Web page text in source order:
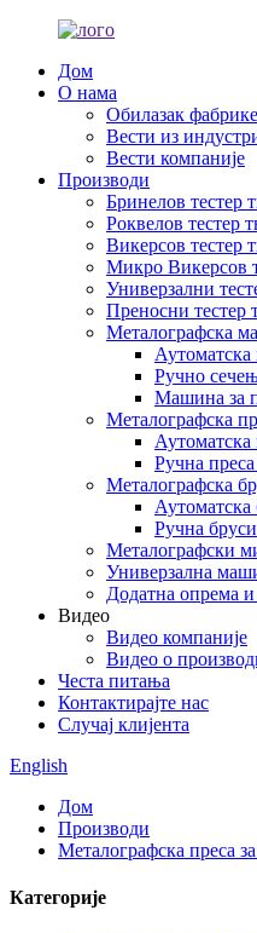
Дом
О нама
Обилазак фабрике
Вести из
Вести компаније
Производи
Бринелов тестер
Роквелов тестер
Викерсов тестер
Микро Викерсов
Универзални
Преносни тестер
Металографска
Ручно
Машина за
Металографска
Аутоматска
Ручна
Металографска
Ручна
Металографски
Универзална
Додатна опрема
Видео
Видео компаније
Видео о
Честа питања
Контактирајте нас
Случај клијента
English
Дом
Производи
Металографска преса
Категорије